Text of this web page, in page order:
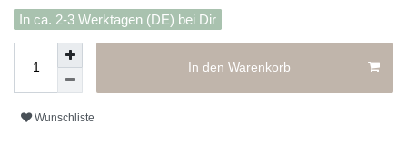
In ca. 2-3 Werktagen (DE) bei Dir
In den Warenkorb
Wunschliste